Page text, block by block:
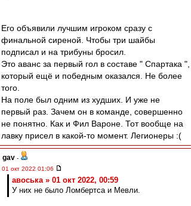
Его объявили лучшим игроком сразу с
финальной сиреной. Чтобы три шайбы
подписал и на трибуны бросил.
Это аванс за первый гол в составе " Спартака ",
который ещё и победным оказался. Не более
того.
На поле был одним из худших. И уже не
первый раз. Зачем он в команде, совершенно
не понятно. Как и Фил Вароне. Тот вообще на
лавку присел в какой-то момент. Легионеры :(
gav -
01 окт 2022 01:06
авоська » 01 окт 2022, 00:59
У них не было Ломбертса и Мевли.